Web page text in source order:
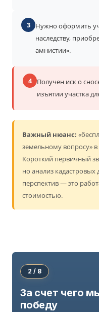
3
Нужно оформить
наследству,
амнистии».
4
Получен иск о
изъятии участка
Важный нюанс:
земельному вопросу»
Короткий первичный
но анализ
перспектив — это
стоимостью.
2 / 8
За счет чего
победу